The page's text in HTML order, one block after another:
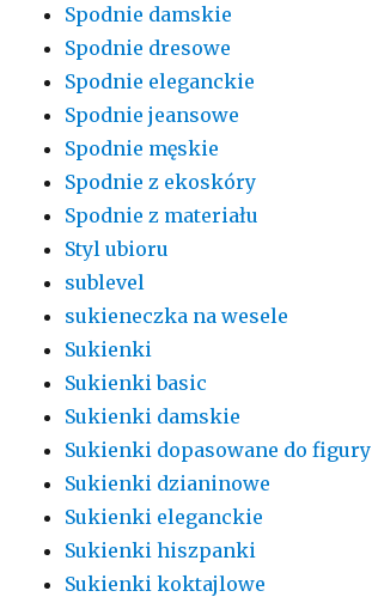
Spodnie damskie
Spodnie dresowe
Spodnie eleganckie
Spodnie jeansowe
Spodnie męskie
Spodnie z ekoskóry
Spodnie z materiału
Styl ubioru
sublevel
sukieneczka na wesele
Sukienki
Sukienki basic
Sukienki damskie
Sukienki dopasowane do figury
Sukienki dzianinowe
Sukienki eleganckie
Sukienki hiszpanki
Sukienki koktajlowe